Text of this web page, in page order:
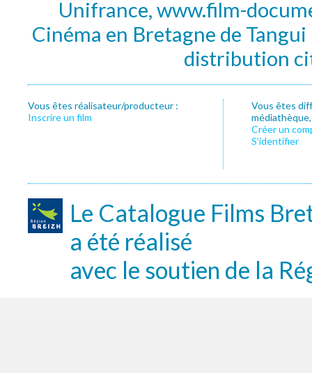
Unifrance, www.film-
Cinéma en Bretagne de
distribution
Vous êtes réalisateur/producteur :
Inscrire un film
Vous êtes
Créer un
S’identifier
Le Catalogue Films
a été réalisé
avec le soutien de la